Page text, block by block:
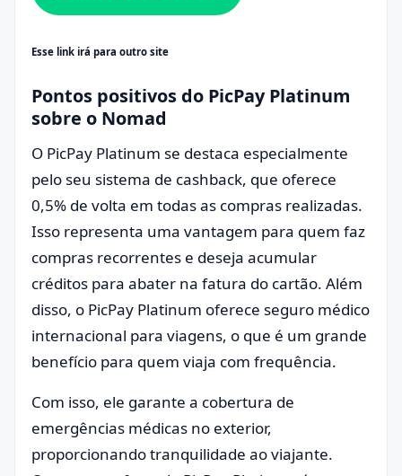
Esse link irá para outro site
Pontos positivos do PicPay Platinum
sobre o Nomad
O PicPay Platinum se destaca especialmente
pelo seu sistema de cashback, que oferece
0,5% de volta em todas as compras realizadas.
Isso representa uma vantagem para quem faz
compras recorrentes e deseja acumular
créditos para abater na fatura do cartão. Além
disso, o PicPay Platinum oferece seguro médico
internacional para viagens, o que é um grande
benefício para quem viaja com frequência.
Com isso, ele garante a cobertura de
emergências médicas no exterior,
proporcionando tranquilidade ao viajante.